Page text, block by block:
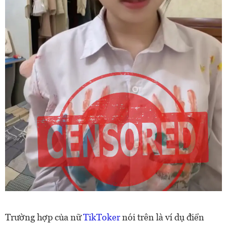
Trường hợp của nữTikTokernói trên là ví dụ điển